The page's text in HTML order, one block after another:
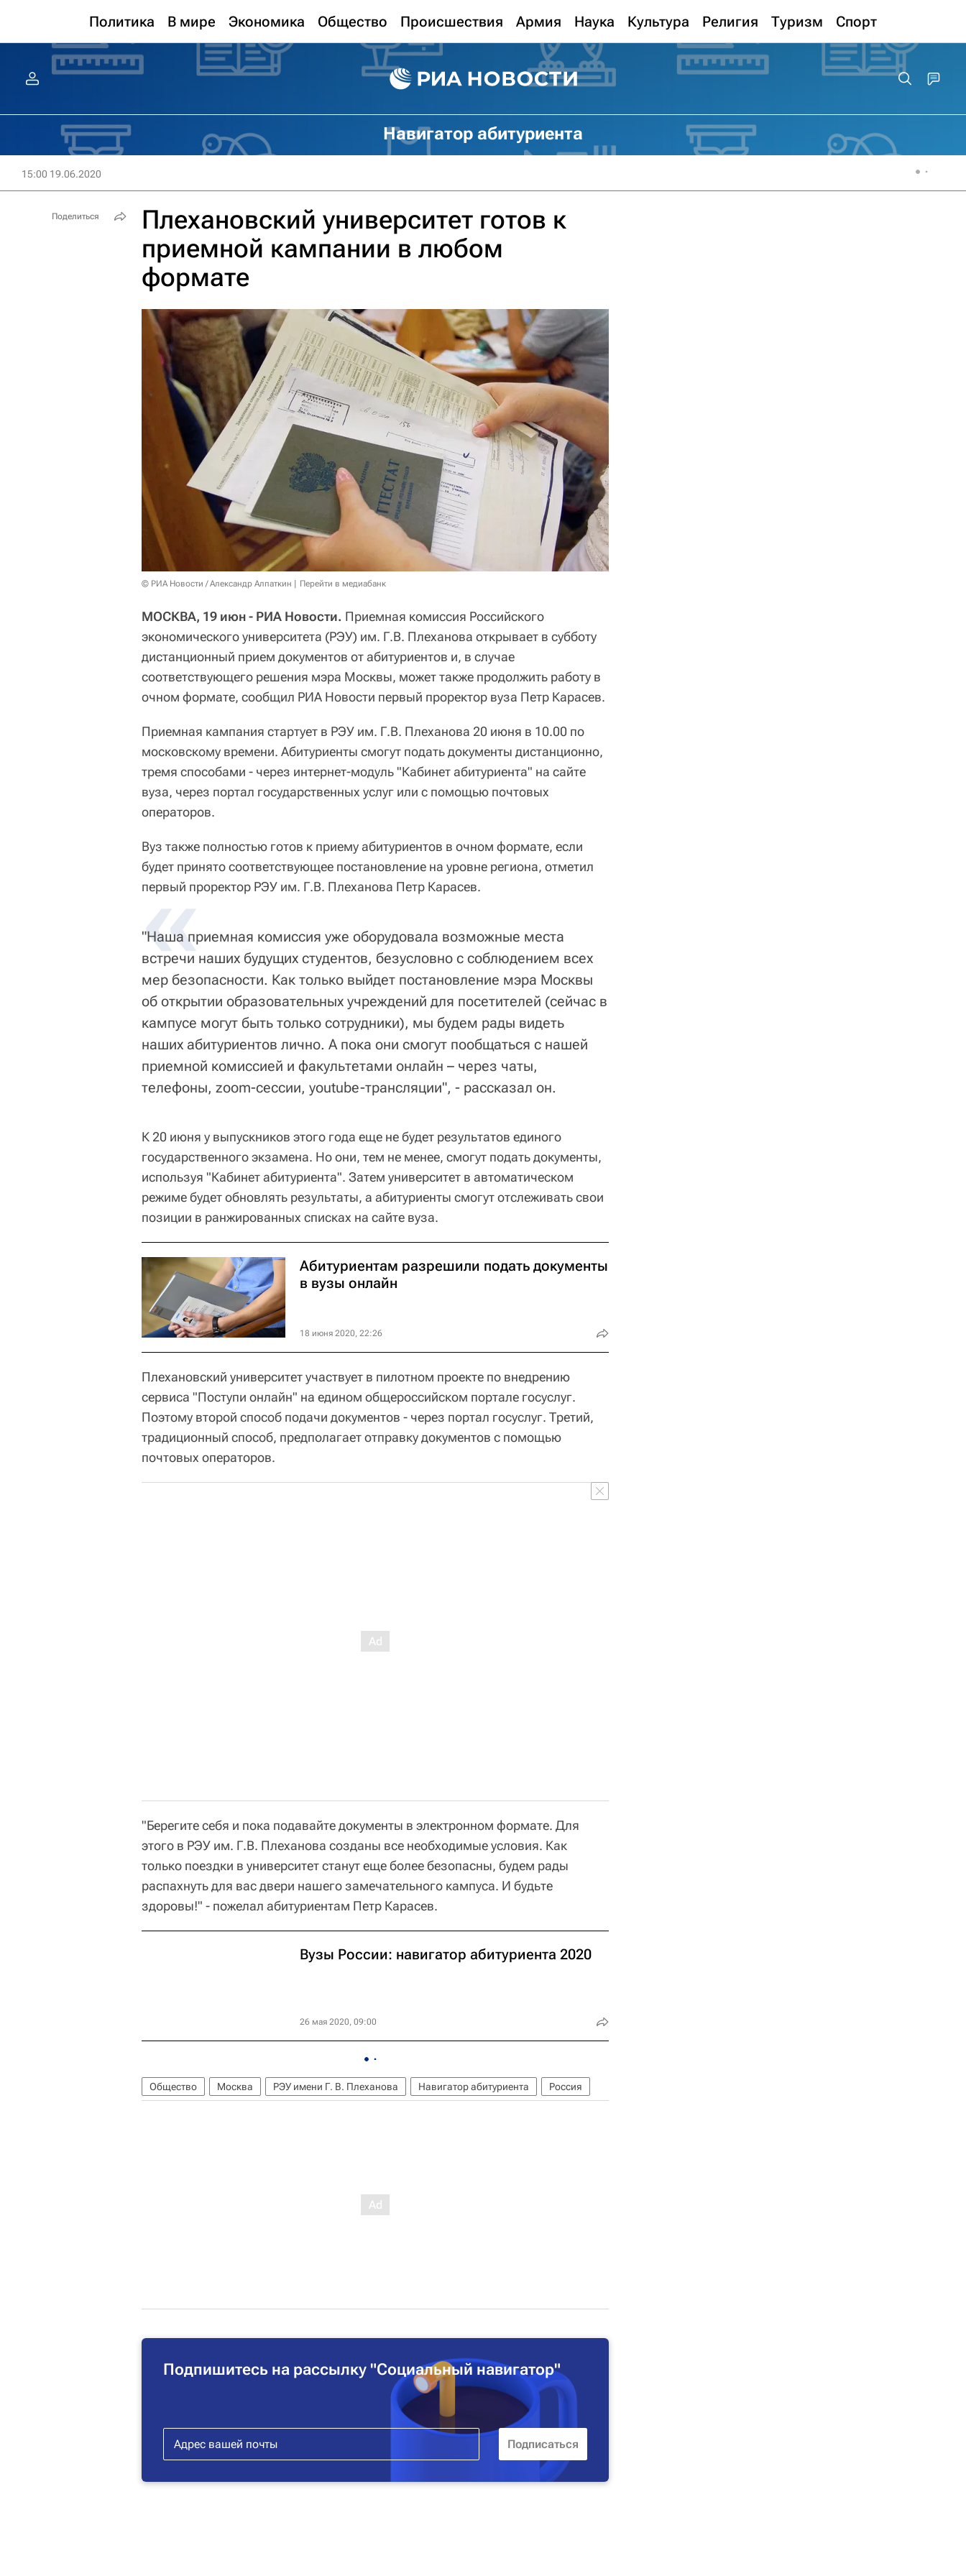
Политика В мире Экономика Общество Происшествия Армия Наука Культура Религия Туризм Спорт
Навигатор абитуриента
15:00 19.06.2020
Плехановский университет готов к
приемной кампании в любом
формате
© РИА Новости / Александр Алпаткин Перейти в медиабанк
МОСКВА, 19 июн - РИА Новости. Приемная комиссия Российского
экономического университета (РЭУ) им. Г.В. Плеханова открывает в субботу
дистанционный прием документов от абитуриентов и, в случае
соответствующего решения мэра Москвы, может также продолжить работу в
очном формате, сообщил РИА Новости первый проректор вуза Петр Карасев.
Приемная кампания стартует в РЭУ им. Г.В. Плеханова 20 июня в 10.00 по
московскому времени. Абитуриенты смогут подать документы дистанционно,
тремя способами - через интернет-модуль "Кабинет абитуриента" на сайте
вуза, через портал государственных услуг или с помощью почтовых
операторов.
Вуз также полностью готов к приему абитуриентов в очном формате, если
будет принято соответствующее постановление на уровне региона, отметил
первый проректор РЭУ им. Г.В. Плеханова Петр Карасев.
«
"Наша приемная комиссия уже оборудовала возможные места
встречи наших будущих студентов, безусловно с соблюдением всех
мер безопасности. Как только выйдет постановление мэра Москвы
об открытии образовательных учреждений для посетителей (сейчас в
кампусе могут быть только сотрудники), мы будем рады видеть
наших абитуриентов лично. А пока они смогут пообщаться с нашей
приемной комиссией и факультетами онлайн – через чаты,
телефоны, zoom-сессии, youtube-трансляции", - рассказал он.
К 20 июня у выпускников этого года еще не будет результатов единого
государственного экзамена. Но они, тем не менее, смогут подать документы,
используя "Кабинет абитуриента". Затем университет в автоматическом
режиме будет обновлять результаты, а абитуриенты смогут отслеживать свои
позиции в ранжированных списках на сайте вуза.
Абитуриентам разрешили подать документы
в вузы онлайн
18 июня 2020, 22:26
Плехановский университет участвует в пилотном проекте по внедрению
сервиса "Поступи онлайн" на едином общероссийском портале госуслуг.
Поэтому второй способ подачи документов - через портал госуслуг. Третий,
традиционный способ, предполагает отправку документов с помощью
почтовых операторов.
"Берегите себя и пока подавайте документы в электронном формате. Для
этого в РЭУ им. Г.В. Плеханова созданы все необходимые условия. Как
только поездки в университет станут еще более безопасны, будем рады
распахнуть для вас двери нашего замечательного кампуса. И будьте
здоровы!" - пожелал абитуриентам Петр Карасев.
Вузы России: навигатор абитуриента 2020
26 мая 2020, 09:00
Общество Москва РЭУ имени Г. В. Плеханова Навигатор абитуриента Россия
Подпишитесь на рассылку "Социальный навигатор"
Поделиться